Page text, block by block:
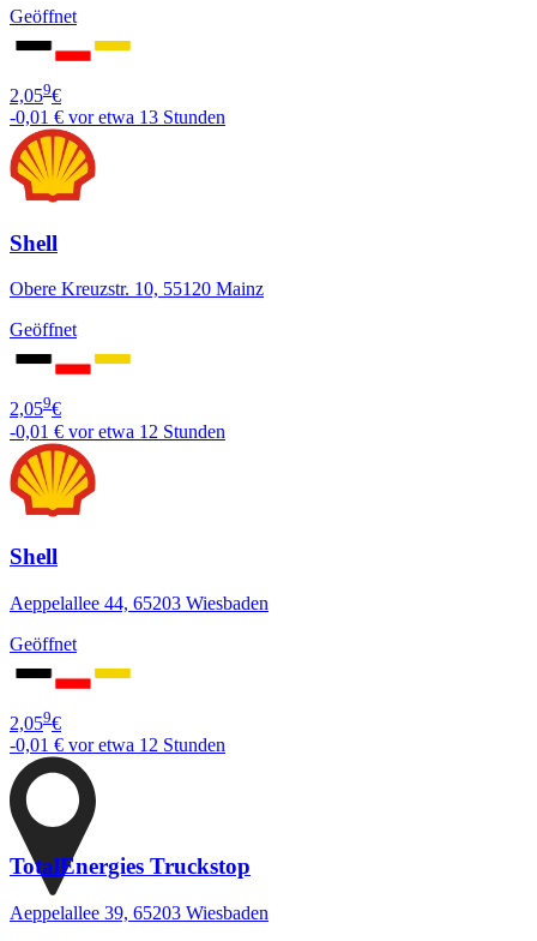
Geöffnet
2,059€
-0,01 € vor etwa 13 Stunden
Shell
Obere Kreuzstr. 10, 55120 Mainz
Geöffnet
2,059€
-0,01 € vor etwa 12 Stunden
Shell
Aeppelallee 44, 65203 Wiesbaden
Geöffnet
2,059€
-0,01 € vor etwa 12 Stunden
TotalEnergies Truckstop
Aeppelallee 39, 65203 Wiesbaden